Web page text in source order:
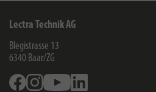
Lectra Technik AG
Blegistrasse 13
6340 Baar/ZG
FacebookInstagramYoutube